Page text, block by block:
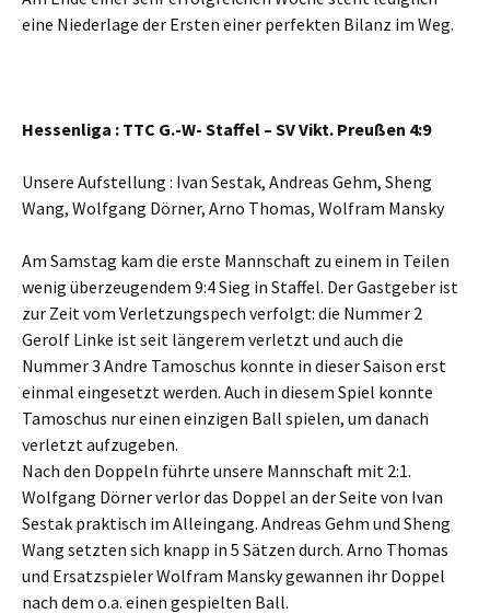
eine Niederlage der Ersten einer perfekten Bilanz im Weg.
Hessenliga : TTC G.-W- Staffel – SV Vikt. Preußen 4:9
Unsere Aufstellung : Ivan Sestak, Andreas Gehm, Sheng
Wang, Wolfgang Dörner, Arno Thomas, Wolfram Mansky
Am Samstag kam die erste Mannschaft zu einem in Teilen
wenig überzeugendem 9:4 Sieg in Staffel. Der Gastgeber ist
zur Zeit vom Verletzungspech verfolgt: die Nummer 2
Gerolf Linke ist seit längerem verletzt und auch die
Nummer 3 Andre Tamoschus konnte in dieser Saison erst
einmal eingesetzt werden. Auch in diesem Spiel konnte
Tamoschus nur einen einzigen Ball spielen, um danach
verletzt aufzugeben.
Nach den Doppeln führte unsere Mannschaft mit 2:1.
Wolfgang Dörner verlor das Doppel an der Seite von Ivan
Sestak praktisch im Alleingang. Andreas Gehm und Sheng
Wang setzten sich knapp in 5 Sätzen durch. Arno Thomas
und Ersatzspieler Wolfram Mansky gewannen ihr Doppel
nach dem o.a. einen gespielten Ball.